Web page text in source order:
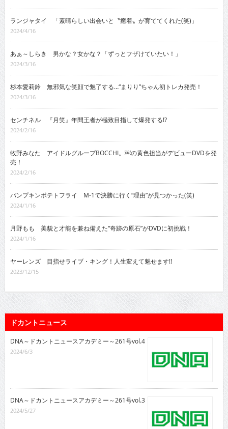
ランジャタイ 「素晴らしい出会いと〝癒着〟が育ててくれた(笑)」
2024/4/16
あぁ～しらき 男かな？女かな？「ずっとフザけていたい！」
2024/3/16
杉本愛莉鈴 無邪気な笑顔で魅了する…“まりり”ちゃん初トレカ発売！
2024/3/16
センチネル 『月笑』年間王者が極致目指して爆発する!?
2024/2/16
牧野みなた アイドルグループBOCCHI。￼の黄色担当がデビューDVDを発
売！
2024/2/16
パンプキンポテトフライ M-1で決勝に行く“理由”が見つかった(笑)
2024/1/16
月野もも 美貌と才能を兼ね備えた“奇跡の原石”がDVDに初挑戦！
2024/1/16
ヤーレンズ 目指せライブ・キング！人生変えて魅せます!!
2023/12/15
ドカントニュース
DNA～ドカントニュースアカデミー～261号vol.4
2024/6/3
DNA～ドカントニュースアカデミー～261号vol.3
2024/5/27